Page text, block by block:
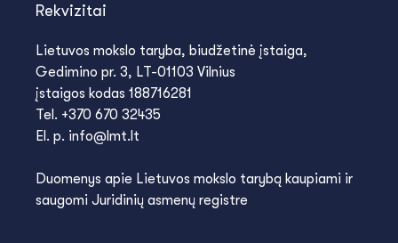
Rekvizitai
Lietuvos mokslo taryba, biudžetinė įstaiga,
Gedimino pr. 3, LT-01103 Vilnius
įstaigos kodas 188716281
Tel. +370 670 32435
El. p. info@lmt.lt
Duomenys apie Lietuvos mokslo tarybą kaupiami ir
saugomi Juridinių asmenų registre